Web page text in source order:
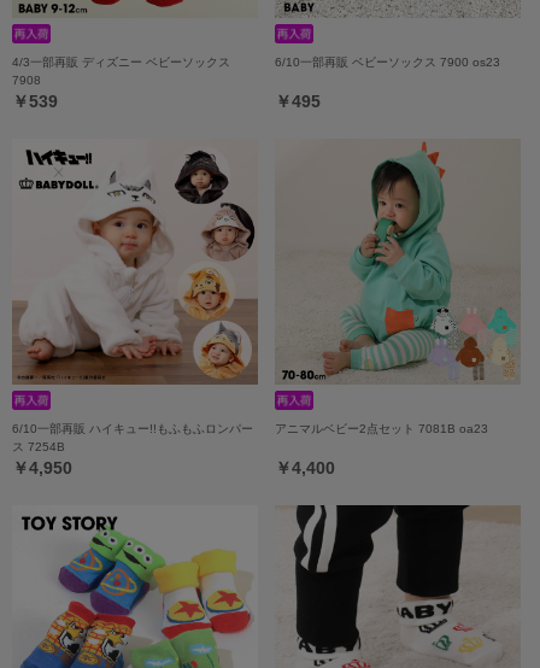
4/3一部再販 ディズニー ベビーソックス
7908
￥539
6/10一部再販 ベビーソックス 7900 os23
￥495
6/10一部再販 ハイキュー!!もふもふロンパー
ス 7254B
￥4,950
アニマルベビー2点セット 7081B oa23
￥4,400